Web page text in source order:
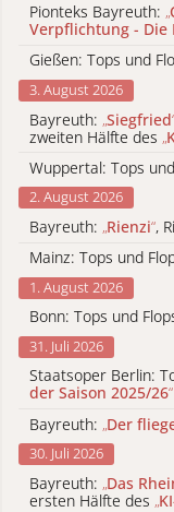
Pionteks Bayreuth: „
Verpflichtung - Die
Gießen: Tops und
3. August 2026
Bayreuth: „Siegfried
zweiten Hälfte des „
Wuppertal: Tops
2. August 2026
Bayreuth: „Rienzi“,
Mainz: Tops und
1. August 2026
Bonn: Tops und
31. Juli 2026
Staatsoper Berlin:
der Saison 2025/26“
Bayreuth: „Der
30. Juli 2026
Bayreuth: „Das
ersten Hälfte des „